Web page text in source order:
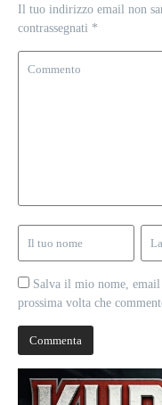
Il tuo indirizzo email non
contrassegnati *
Salva il mio nome,
prossima volta che